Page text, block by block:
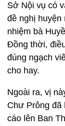
Sở Nội vụ có
đề nghị huyện
nhiệm bà
Đồng thời,
đúng ngạch
cho hay.
Ngoài ra, vị
Chư Prông đã
cáo lên Ban